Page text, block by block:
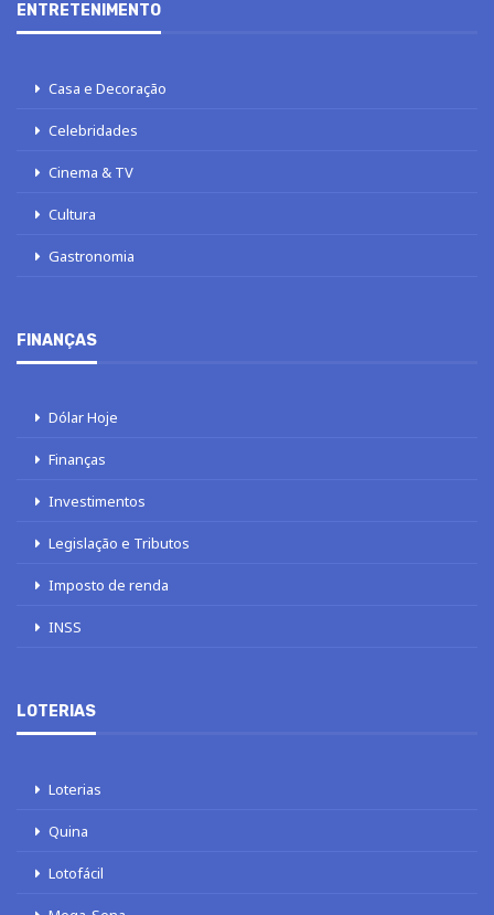
ENTRETENIMENTO
Casa e Decoração
Celebridades
Cinema & TV
Cultura
Gastronomia
FINANÇAS
Dólar Hoje
Finanças
Investimentos
Legislação e Tributos
Imposto de renda
INSS
LOTERIAS
Loterias
Quina
Lotofácil